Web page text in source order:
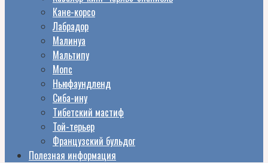
Кане-корсо
Лабрадор
Малинуа
Мальтипу
Мопс
Ньюфаундленд
Сиба-ину
Тибетский мастиф
Той-терьер
Французский бульдог
Полезная информация